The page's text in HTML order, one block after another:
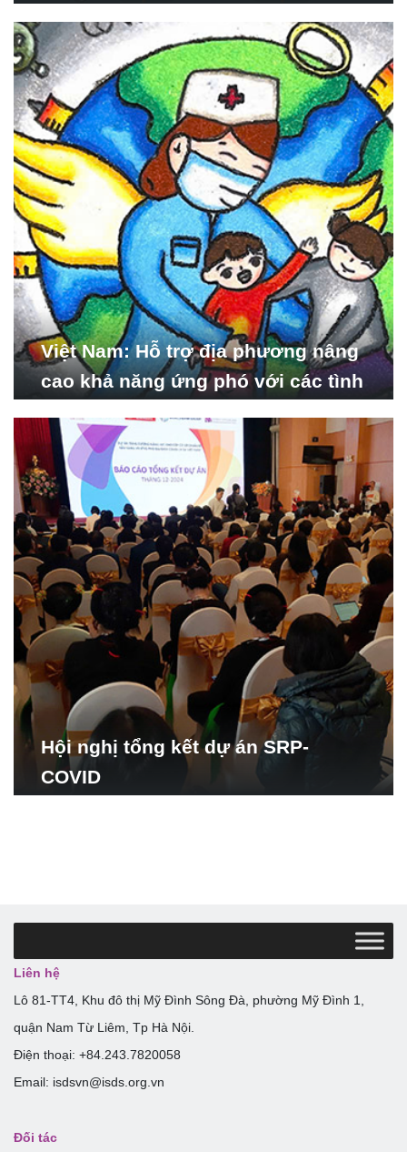
Nghiên cứu Phát triển Xã
hội_ISDS)
Việt Nam: Hỗ trợ địa phương nâng
cao khả năng ứng phó với các tình
Hội nghị tổng kết dự án SRP-
COVID
Liên hệ
Lô 81-TT4, Khu đô thị Mỹ Đình Sông Đà, phường Mỹ Đình 1,
quận Nam Từ Liêm, Tp Hà Nội.
Điện thoại: +84.243.7820058
Email: isdsvn@isds.org.vn
Đối tác